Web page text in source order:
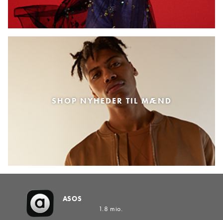
SHOP NYHEDER TIL MÆND
ASOS
1.8 mio.